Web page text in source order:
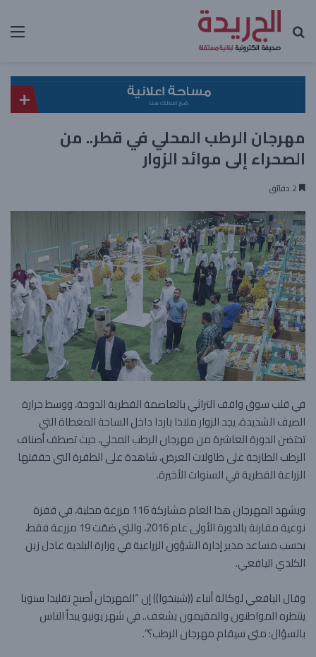
بحث عن
مهرجان الرطب المحلي في قطر.. من
الصحراء إلى موائد الزوار
في قلب سوق واقف التراثي بالعاصمة القطرية الدوحة، ووسط حرارة
الصيف الشديدة، يجد الزوار ملاذا باردا داخل الساحة المغطاة التي
تحتضن الدورة العاشرة من مهرجان الرطب المحلي، حيث تصطف أصناف
الرطب الطازجة على طاولات العرض، شاهدة على الطفرة التي حققتها
الزراعة القطرية في السنوات الأخيرة.
ويشهد المهرجان هذا العام مشاركة 116 مزرعة محلية، في قفزة
نوعية مقارنة بالدورة الأولى عام 2016، والتي ضمّت 19 مزرعة فقط،
بحسب مساعد مدير إدارة الشؤون الزراعية في وزارة البلدية عادل زين
الكلدي اليافعي.
وقال اليافعي لوكالة أنباء ((شينخوا)) إن “المهرجان أصبح تقليدا سنويا
ينتظره المواطنون والمقيمون بشغف.. في شهر يونيو يبدأ الناس
بالسؤال: متى سيقام مهرجان الرطب؟”.